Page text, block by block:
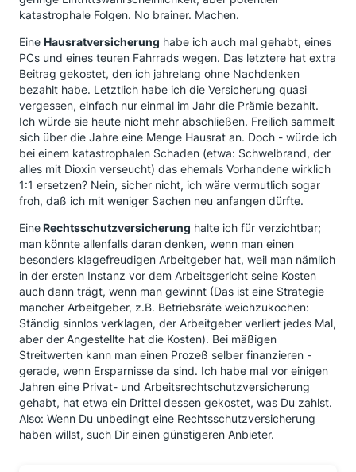
katastrophale Folgen. No brainer. Machen.
Eine Hausratversicherung habe ich auch mal gehabt, eines
PCs und eines teuren Fahrrads wegen. Das letztere hat extra
Beitrag gekostet, den ich jahrelang ohne Nachdenken
bezahlt habe. Letztlich habe ich die Versicherung quasi
vergessen, einfach nur einmal im Jahr die Prämie bezahlt.
Ich würde sie heute nicht mehr abschließen. Freilich sammelt
sich über die Jahre eine Menge Hausrat an. Doch - würde ich
bei einem katastrophalen Schaden (etwa: Schwelbrand, der
alles mit Dioxin verseucht) das ehemals Vorhandene wirklich
1:1 ersetzen? Nein, sicher nicht, ich wäre vermutlich sogar
froh, daß ich mit weniger Sachen neu anfangen dürfte.
EineRechtsschutzversicherung halte ich für verzichtbar;
man könnte allenfalls daran denken, wenn man einen
besonders klagefreudigen Arbeitgeber hat, weil man nämlich
in der ersten Instanz vor dem Arbeitsgericht seine Kosten
auch dann trägt, wenn man gewinnt (Das ist eine Strategie
mancher Arbeitgeber, z.B. Betriebsräte weichzukochen:
Ständig sinnlos verklagen, der Arbeitgeber verliert jedes Mal,
aber der Angestellte hat die Kosten). Bei mäßigen
Streitwerten kann man einen Prozeß selber finanzieren -
gerade, wenn Ersparnisse da sind. Ich habe mal vor einigen
Jahren eine Privat- und Arbeitsrechtschutzversicherung
gehabt, hat etwa ein Drittel dessen gekostet, was Du zahlst.
Also: Wenn Du unbedingt eine Rechtsschutzversicherung
haben willst, such Dir einen günstigeren Anbieter.